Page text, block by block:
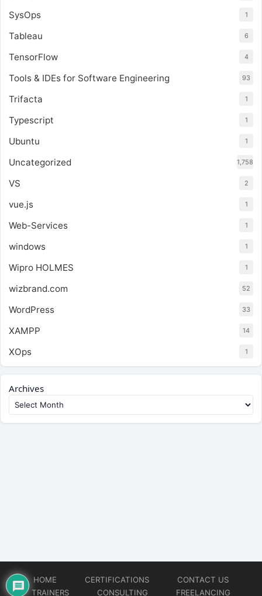
SysOps 1
Tableau 6
TensorFlow 4
Tools & IDEs for Software Engineering 93
Trifacta 1
Typescript 1
Ubuntu 1
Uncategorized 1,758
VS 2
vue.js 1
Web-Services 1
windows 1
Wipro HOLMES 1
wizbrand.com 52
WordPress 33
XAMPP 14
XOps 1
Archives
HOME CERTIFICATIONS
CONTACT US
TRAINERS
CONSULTING FREELANCING